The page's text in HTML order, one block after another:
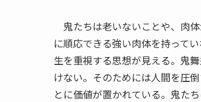
鬼たちは老いないことや、肉
に順応できる強い肉体を持って
生を重視する思想が見える。鬼
けない。そのためには人間を圧
とに価値が置かれている。鬼た